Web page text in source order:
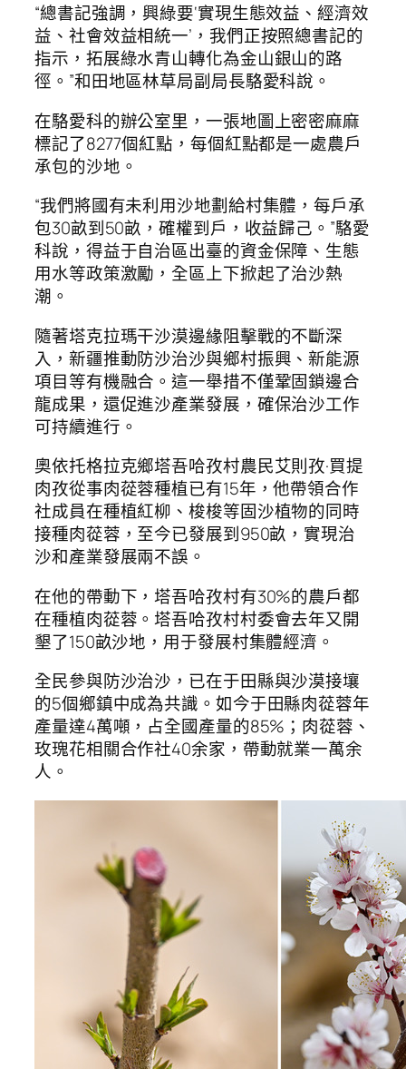
“總書記強調，興綠要‘實現生態效益、經濟效
益、社會效益相統一’，我們正按照總書記的
指示，拓展綠水青山轉化為金山銀山的路
徑。”和田地區林草局副局長駱愛科說。
在駱愛科的辦公室里，一張地圖上密密麻麻
標記了8277個紅點，每個紅點都是一處農戶
承包的沙地。
“我們將國有未利用沙地劃給村集體，每戶承
包30畝到50畝，確權到戶，收益歸己。”駱愛
科說，得益于自治區出臺的資金保障、生態
用水等政策激勵，全區上下掀起了治沙熱
潮。
隨著塔克拉瑪干沙漠邊緣阻擊戰的不斷深
入，新疆推動防沙治沙與鄉村振興、新能源
項目等有機融合。這一舉措不僅鞏固鎖邊合
龍成果，還促進沙產業發展，確保治沙工作
可持續進行。
奧依托格拉克鄉塔吾哈孜村農民艾則孜·買提
肉孜從事肉蓯蓉種植已有15年，他帶領合作
社成員在種植紅柳、梭梭等固沙植物的同時
接種肉蓯蓉，至今已發展到950畝，實現治
沙和產業發展兩不誤。
在他的帶動下，塔吾哈孜村有30%的農戶都
在種植肉蓯蓉。塔吾哈孜村村委會去年又開
墾了150畝沙地，用于發展村集體經濟。
全民參與防沙治沙，已在于田縣與沙漠接壤
的5個鄉鎮中成為共識。如今于田縣肉蓯蓉年
產量達4萬噸，占全國產量的85%；肉蓯蓉、
玫瑰花相關合作社40余家，帶動就業一萬余
人。